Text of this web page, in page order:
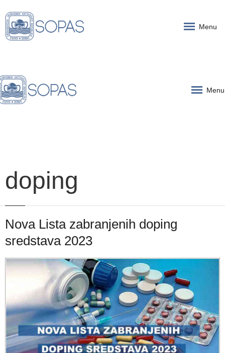
Menu
Menu
doping
Nova Lista zabranjenih doping
sredstava 2023